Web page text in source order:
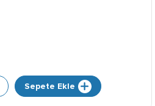
Sepete Ekle